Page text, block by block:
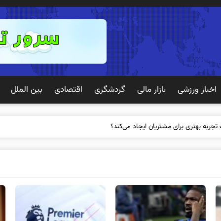
اخبار ورزشی بازار مالی گردشگری اقتصادی بین الملل